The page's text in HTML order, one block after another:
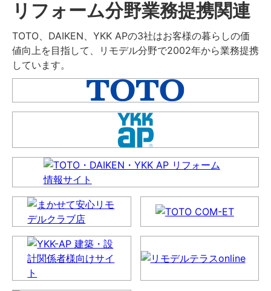
リフォーム分野業務提携関連
TOTO、DAIKEN、YKK APの3社はお客様の暮らしの価
値向上を目指して、リモデル分野で2002年から業務提携
しています。